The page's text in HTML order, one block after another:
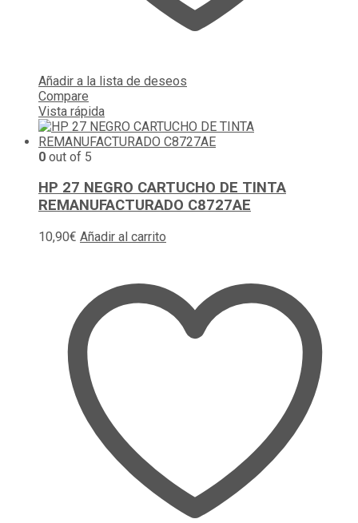
Añadir a la lista de deseos
Compare
Vista rápida
0 out of 5
HP 27 NEGRO CARTUCHO DE TINTA
REMANUFACTURADO C8727AE
10,90€ Añadir al carrito